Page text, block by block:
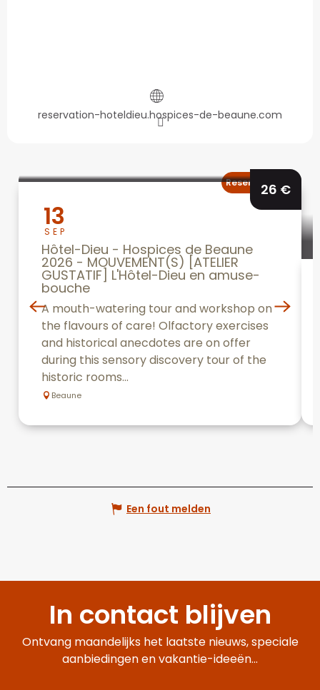
reservation-hoteldieu.hospices-de-beaune.com
26 €
13
SEP
Hôtel-Dieu - Hospices de Beaune
2026 - MOUVEMENT(S) [ATELIER
GUSTATIF] L'Hôtel-Dieu en amuse-
bouche
A mouth-watering tour and workshop on
the flavours of care! Olfactory exercises
and historical anecdotes are on offer
during this sensory discovery tour of the
historic rooms...
Beaune
Reserveerbaar
Een fout melden
In contact blijven
Ontvang maandelijks het laatste nieuws, speciale
aanbiedingen en vakantie-ideeën...